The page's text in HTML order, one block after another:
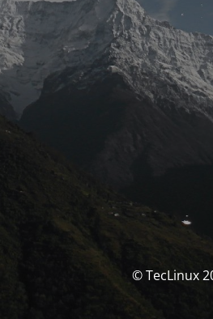
© TecLinux